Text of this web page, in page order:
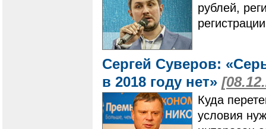
рублей,
Сергей Суверов:
в 2018 году нет»
Куда
условия